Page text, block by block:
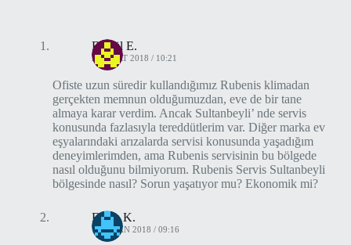
Birgül E.
21 MART 2018 / 10:21
Ofiste uzun süredir kullandığımız Rubenis klimadan
gerçekten memnun olduğumuzdan, eve de bir tane
almaya karar verdim. Ancak Sultanbeyli’ nde servis
konusunda fazlasıyla tereddütlerim var. Diğer marka ev
eşyalarındaki arızalarda servisi konusunda yaşadığım
deneyimlerimden, ama Rubenis servisinin bu bölgede
nasıl olduğunu bilmiyorum. Rubenis Servis Sultanbeyli
bölgesinde nasıl? Sorun yaşatıyor mu? Ekonomik mi?
Ecem K.
18 NISAN 2018 / 09:16